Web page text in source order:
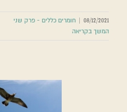
08/12/2021
| חומרים כללים - פרק שני
המשך בקריאה